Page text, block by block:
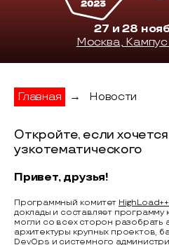
27 и 28
Москва,
Главная → Новости
Откройте, если
узкотематического
Привет, друзья!
Программный комитет
доклады и составляет
могли со всех сторон разобрать
архитектуры крупных проектов,
DevOps и системного